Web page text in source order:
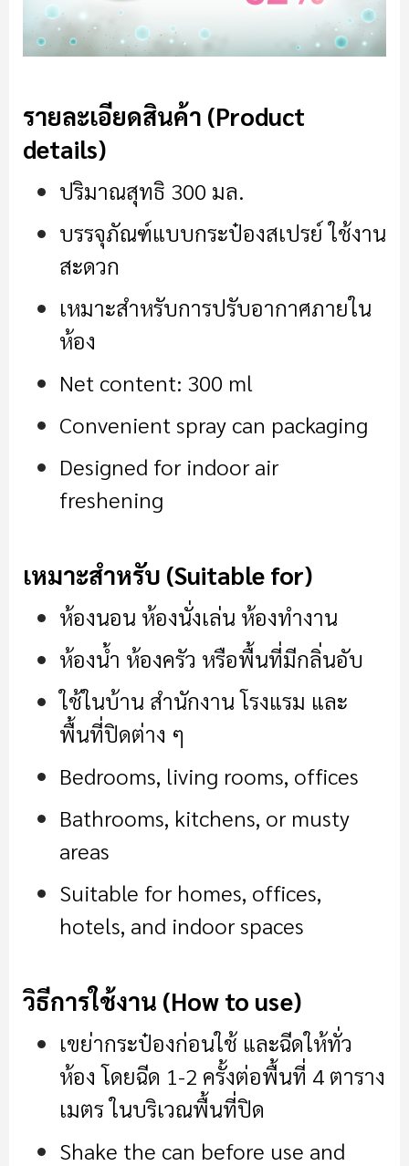
รายละเอียดสินค้า (Product
details)
ปริมาณสุทธิ 300 มล.
บรรจุภัณฑ์แบบกระป๋องสเปรย์ ใช้งาน
สะดวก
เหมาะสำหรับการปรับอากาศภายใน
ห้อง
Net content: 300 ml
Convenient spray can packaging
Designed for indoor air
freshening
เหมาะสำหรับ (Suitable for)
ห้องนอน ห้องนั่งเล่น ห้องทำงาน
ห้องน้ำ ห้องครัว หรือพื้นที่มีกลิ่นอับ
ใช้ในบ้าน สำนักงาน โรงแรม และ
พื้นที่ปิดต่าง ๆ
Bedrooms, living rooms, offices
Bathrooms, kitchens, or musty
areas
Suitable for homes, offices,
hotels, and indoor spaces
วิธีการใช้งาน (How to use)
เขย่ากระป๋องก่อนใช้ และฉีดให้ทั่ว
ห้อง โดยฉีด 1-2 ครั้งต่อพื้นที่ 4 ตาราง
เมตร ในบริเวณพื้นที่ปิด
Shake the can before use and